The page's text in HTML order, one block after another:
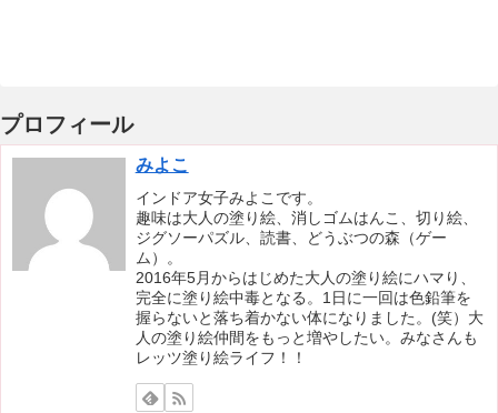
プロフィール
みよこ
インドア女子みよこです。
趣味は大人の塗り絵、消しゴムはんこ、切り絵、
ジグソーパズル、読書、どうぶつの森（ゲー
ム）。
2016年5月からはじめた大人の塗り絵にハマり、
完全に塗り絵中毒となる。1日に一回は色鉛筆を
握らないと落ち着かない体になりました。(笑）大
人の塗り絵仲間をもっと増やしたい。みなさんも
レッツ塗り絵ライフ！！